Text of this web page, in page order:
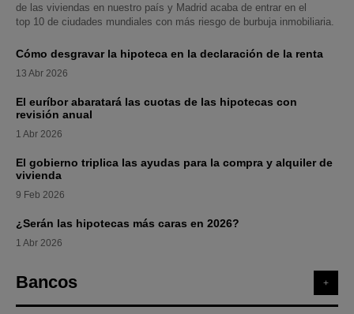
de las viviendas en nuestro país y Madrid acaba de entrar en el
top 10 de ciudades mundiales con más riesgo de burbuja inmobiliaria.
Cómo desgravar la hipoteca en la declaración de la renta
13 Abr 2026
El euríbor abaratará las cuotas de las hipotecas con
revisión anual
1 Abr 2026
El gobierno triplica las ayudas para la compra y alquiler de
vivienda
9 Feb 2026
¿Serán las hipotecas más caras en 2026?
1 Abr 2026
Bancos +